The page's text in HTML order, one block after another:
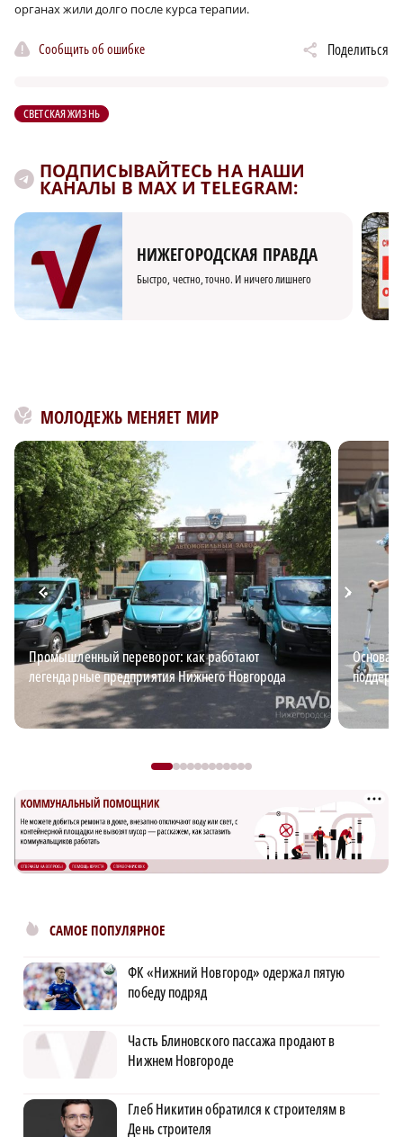
органах жили долго после курса терапии.
Сообщить об ошибке Поделиться
СВЕТСКАЯ ЖИЗНЬ
ПОДПИСЫВАЙТЕСЬ НА НАШИ
КАНАЛЫ В MAX И TELEGRAM:
НИЖЕГОРОДСКАЯ ПРАВДА
Быстро, честно, точно. И ничего лишнего
МОЛОДЕЖЬ МЕНЯЕТ МИР
Промышленный переворот: как работают
легендарные предприятия Нижнего Новгорода
Основа
САМОЕ ПОПУЛЯРНОЕ
ФК «Нижний Новгород» одержал пятую
победу подряд
Часть Блиновского пассажа продают в
Нижнем Новгороде
Глеб Никитин обратился к строителям в
День строителя